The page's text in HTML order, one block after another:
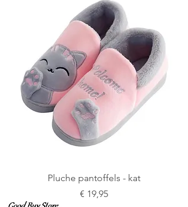
Pluche pantoffels - kat
Prijs
€ 19,95